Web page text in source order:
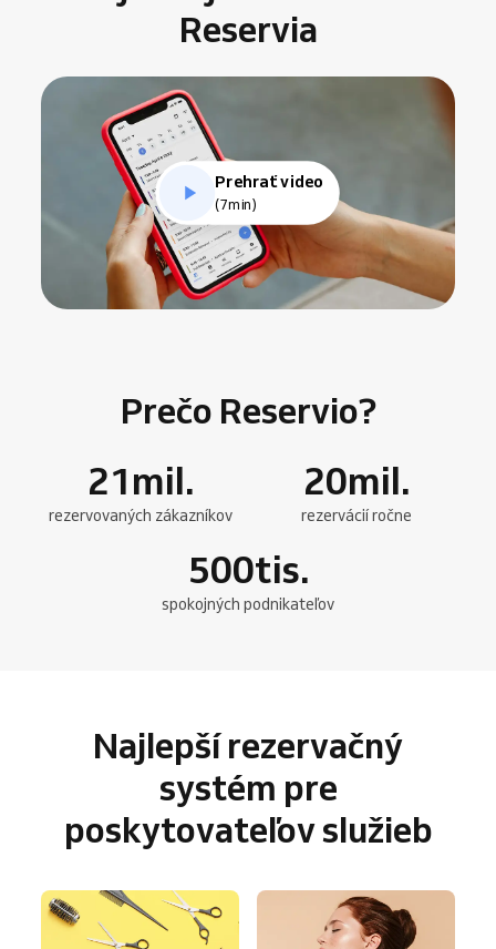
Reservia
Prehrať video
(7min)
Prečo Reservio?
21mil.
rezervovaných zákazníkov
20mil.
rezervácií ročne
500tis.
spokojných podnikateľov
Najlepší rezervačný
systém pre
poskytovateľov služieb